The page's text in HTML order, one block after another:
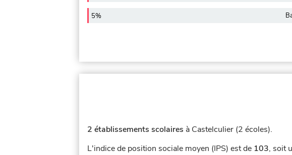
5%
2 établissements scolaires à Castelculier (2 écoles).
L'indice de position sociale moyen (IPS) est de 103, soit